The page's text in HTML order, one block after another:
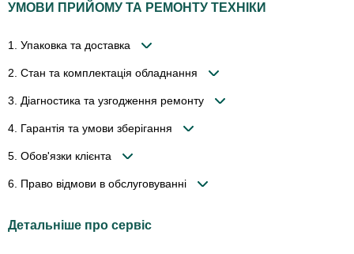
УМОВИ ПРИЙОМУ ТА РЕМОНТУ ТЕХНІКИ
1. Упаковка та доставка
2. Стан та комплектація обладнання
3. Діагностика та узгодження ремонту
4. Гарантія та умови зберігання
5. Обов'язки клієнта
6. Право відмови в обслуговуванні
Детальніше про сервіс